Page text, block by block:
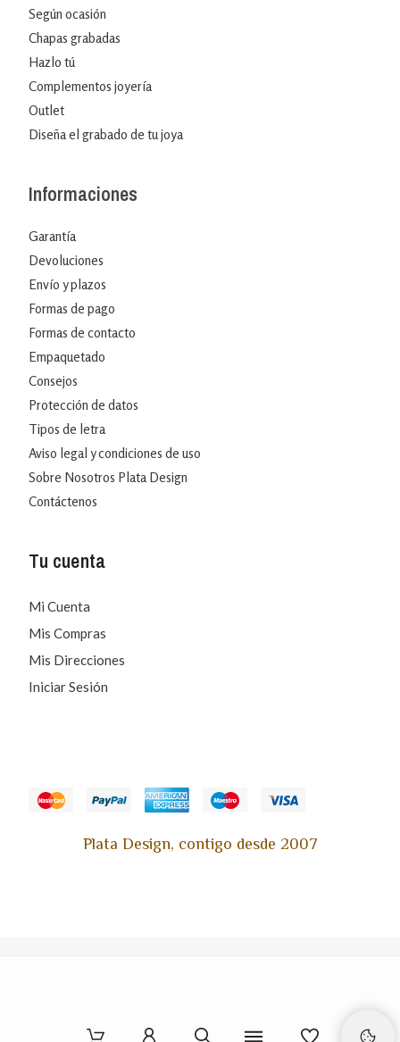
Según ocasión
Chapas grabadas
Hazlo tú
Complementos joyería
Outlet
Diseña el grabado de tu joya
Informaciones
Garantía
Devoluciones
Envío y plazos
Formas de pago
Formas de contacto
Empaquetado
Consejos
Protección de datos
Tipos de letra
Aviso legal y condiciones de uso
Sobre Nosotros Plata Design
Contáctenos
Tu cuenta
Mi Cuenta
Mis Compras
Mis Direcciones
Iniciar Sesión
Plata Design, contigo desde 2007